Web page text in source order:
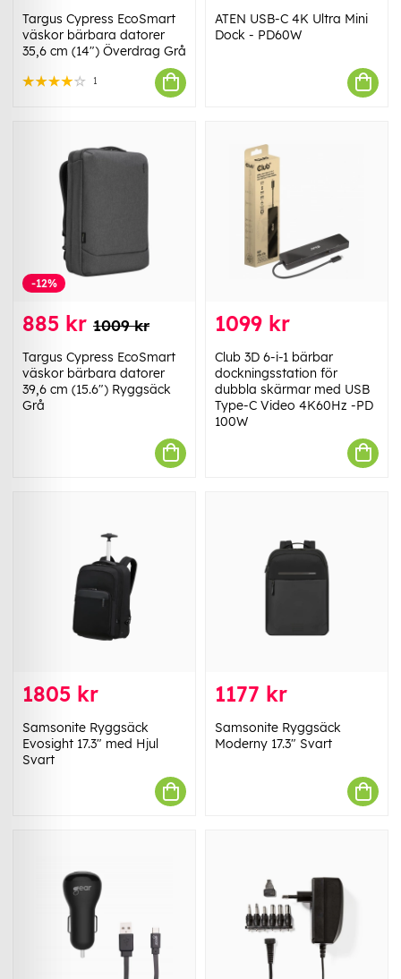
Targus Cypress EcoSmart
väskor bärbara datorer
35,6 cm (14") Överdrag Grå
1
ATEN USB-C 4K Ultra Mini
Dock - PD60W
-12%
885 kr 1009 kr
Targus Cypress EcoSmart
väskor bärbara datorer
39,6 cm (15.6") Ryggsäck
Grå
1099 kr
Club 3D 6-i-1 bärbar
dockningsstation för
dubbla skärmar med USB
Type-C Video 4K60Hz -PD
100W
1805 kr
Samsonite Ryggsäck
Evosight 17.3" med Hjul
Svart
1177 kr
Samsonite Ryggsäck
Moderny 17.3" Svart